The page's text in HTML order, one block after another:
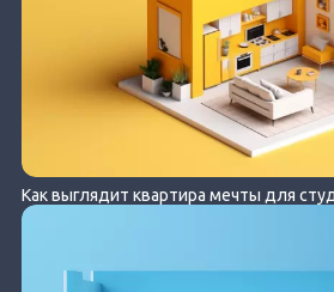
Как выглядит квартира мечты для